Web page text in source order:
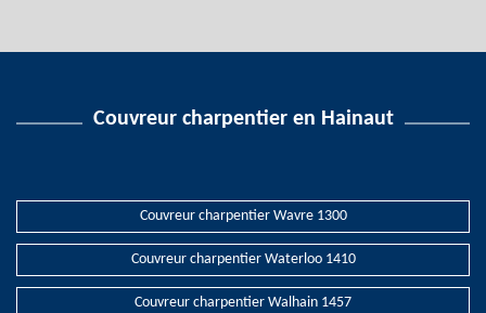
Couvreur charpentier en Hainaut
Couvreur charpentier Wavre 1300
Couvreur charpentier Waterloo 1410
Couvreur charpentier Walhain 1457